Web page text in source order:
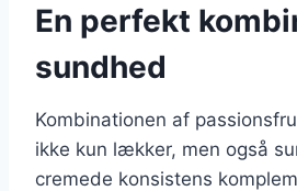
En perfekt
sundhed
Kombinationen af
ikke kun lækker, men også
cremede konsistens